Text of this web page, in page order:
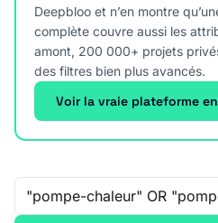
Deepbloo et n’en montre
complète couvre aussi les
amont, 200 000+ projets
des filtres bien plus avancés.
Voir la vraie plateforme
Recherche libre